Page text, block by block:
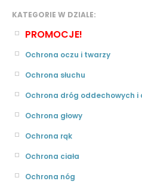
KATEGORIE W DZIALE:
PROMOCJE!
Ochrona oczu i twarzy
Ochrona słuchu
Ochrona dróg oddechowych i
Ochrona głowy
Ochrona rąk
Ochrona ciała
Ochrona nóg